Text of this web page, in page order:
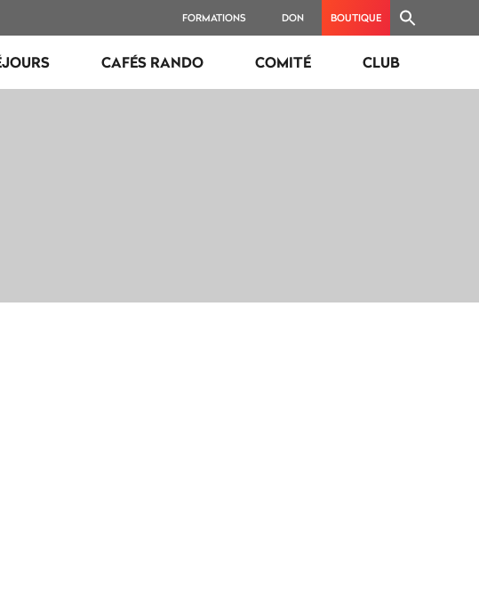
FORMATIONS DON BOUTIQUE
CAFÉS RANDO COMITÉ CLUB